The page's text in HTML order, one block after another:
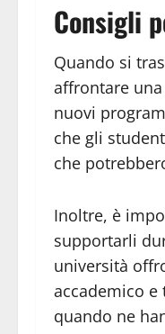
Consigli
Quando si
affrontare
nuovi
che gli
che
Inoltre, è
supportarli
università
accademico
quando ne